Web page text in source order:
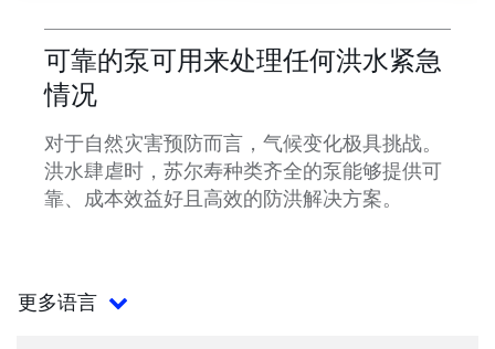
可靠的泵可用来处理任何洪水紧急
情况
对于自然灾害预防而言，气候变化极具挑战。
洪水肆虐时，苏尔寿种类齐全的泵能够提供可
靠、成本效益好且高效的防洪解决方案。
更多语言